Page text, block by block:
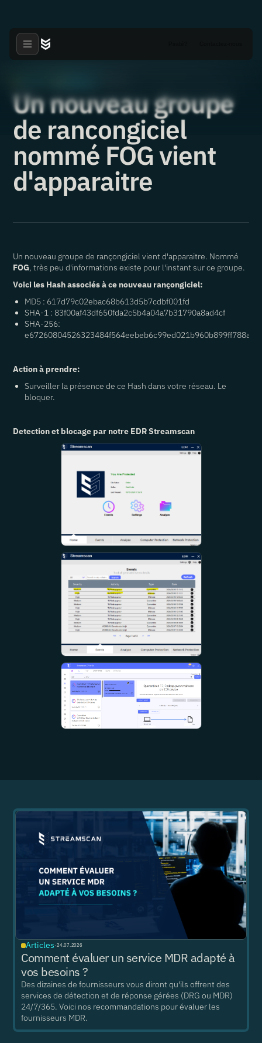
Un nouveau groupe
de rancongiciel
nommé FOG vient
d'apparaitre
Un nouveau groupe de rançongiciel vient d'apparaitre. Nommé
FOG, très peu d'informations existe pour l'instant sur ce groupe.
Voici les Hash associés à ce nouveau rançongiciel:
MD5 : 617d79c02ebac68b613d5b7cdbf001fd
SHA-1 : 83f00af43df650fda2c5b4a04a7b31790a8ad4cf
SHA-256:
Action à prendre:
Surveiller la présence de ce Hash dans votre réseau. Le
bloquer.
Detection et blocage par notre EDR Streamscan
Articles ·24.07.2026
Comment évaluer un service MDR adapté à
vos besoins ?
Des dizaines de fournisseurs vous diront qu'ils offrent des
services de détection et de réponse gérées (DRG ou MDR)
24/7/365. Voici nos recommandations pour évaluer les
fournisseurs MDR.